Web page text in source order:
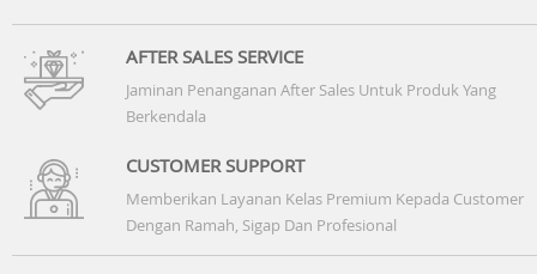
AFTER SALES SERVICE
Jaminan Penanganan After Sales Untuk Produk Yang
Berkendala
CUSTOMER SUPPORT
Memberikan Layanan Kelas Premium Kepada Customer
Dengan Ramah, Sigap Dan Profesional